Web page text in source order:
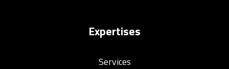
Expertises
Services